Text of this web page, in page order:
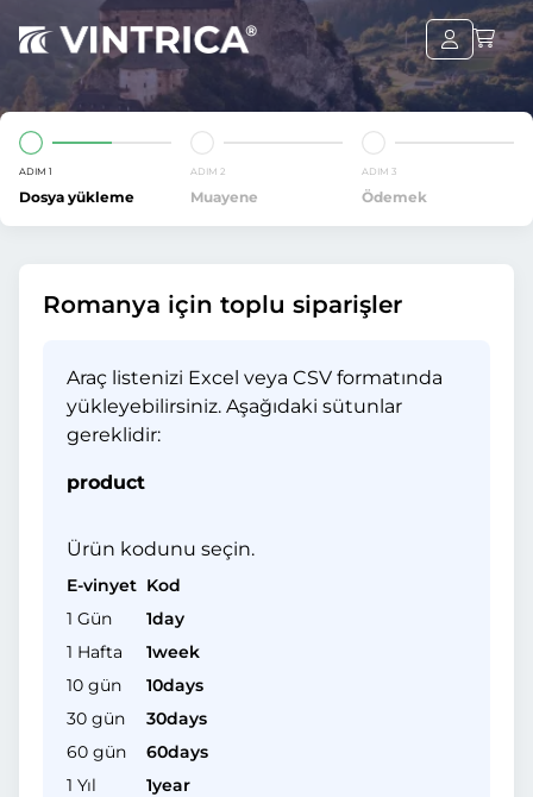
ADIM 1
Dosya yükleme
ADIM 2
Muayene
ADIM 3
Ödemek
Romanya için toplu siparişler
Araç listenizi Excel veya CSV formatında
yükleyebilirsiniz. Aşağıdaki sütunlar
gereklidir:
product
Ürün kodunu seçin.
E-vinyet Kod
1 Gün
1day
1 Hafta
1week
10 gün
10days
30 gün
30days
60 gün
60days
1 Yıl
1year